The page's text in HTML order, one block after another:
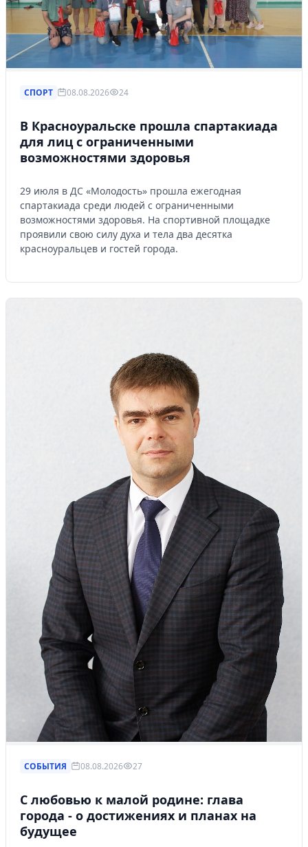
СПОРТ 08.08.2026 24
В Красноуральске прошла спартакиада
для лиц с ограниченными
возможностями здоровья
29 июля в ДС «Молодость» прошла ежегодная
спартакиада среди людей с ограниченными
возможностями здоровья. На спортивной площадке
проявили свою силу духа и тела два десятка
красноуральцев и гостей города.
СОБЫТИЯ 08.08.2026 27
С любовью к малой родине: глава
города - о достижениях и планах на
будущее